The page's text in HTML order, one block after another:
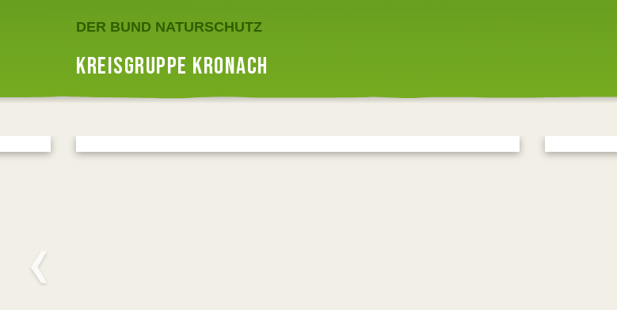
DER BUND NATURSCHUTZ
KREISGRUPPE KRONACH